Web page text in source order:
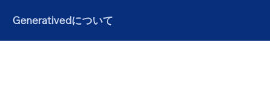
Generativedについて